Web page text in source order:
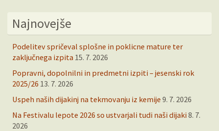
Najnovejše
Podelitev spričeval splošne in poklicne mature ter
zaključnega izpita 15. 7. 2026
Popravni, dopolnilni in predmetni izpiti – jesenski rok
2025/26 13. 7. 2026
Uspeh naših dijakinj na tekmovanju iz kemije 9. 7. 2026
Na Festivalu lepote 2026 so ustvarjali tudi naši dijaki 8. 7.
2026